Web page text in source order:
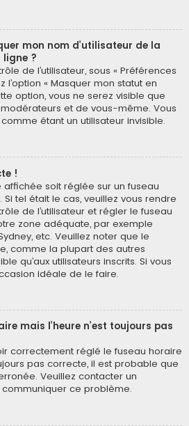
mon nom d’utilisateur de la
ligne ?
de l’utilisateur, sous « Préférences
l’option « Masquer mon statut en
option, vous ne serez visible que
et de vous-même. Vous
étant un utilisateur invisible.
!
affichée soit réglée sur un fuseau
tel était le cas, veuillez vous rendre
de l’utilisateur et régler le fuseau
zone adéquate, par exemple
etc. Veuillez noter que le
comme la plupart des autres
qu’aux utilisateurs inscrits. Si vous
idéale de le faire.
mais l’heure n’est toujours pas
correctement réglé le fuseau horaire
pas correcte, il est probable que
Veuillez contacter un
ce problème.